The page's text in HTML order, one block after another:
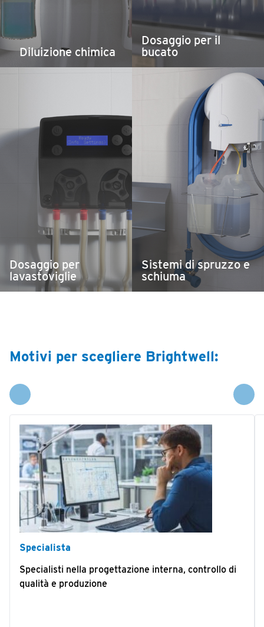
Diluizione chimica
Dosaggio per il
bucato
Dosaggio per
lavastoviglie
Sistemi di spruzzo e
schiuma
Motivi per scegliere Brightwell:
Specialista
Specialisti nella progettazione interna, controllo di
qualità e produzione